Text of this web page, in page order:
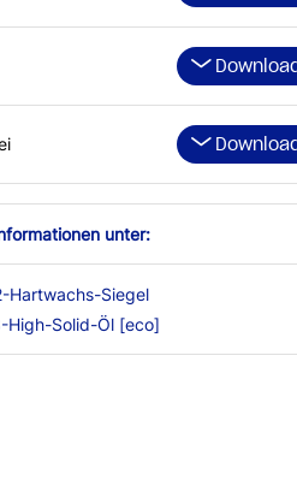
unter:
Hartwachs-Siegel
High-Solid-Öl [eco]